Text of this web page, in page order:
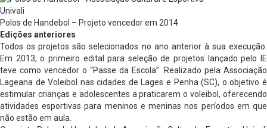
Polos de Handebol – Projeto vencedor em 2014
Edições anteriores
Todos os projetos são selecionados no ano anterior à sua execução.
Em 2013, o primeiro edital para seleção de projetos lançado pelo IE
teve como vencedor o “Passe da Escola”. Realizado pela Associação
Lageana de Voleibol nas cidades de Lages e Penha (SC), o objetivo é
estimular crianças e adolescentes a praticarem o voleibol, oferecendo
atividades esportivas para meninos e meninas nos períodos em que
não estão em aula.